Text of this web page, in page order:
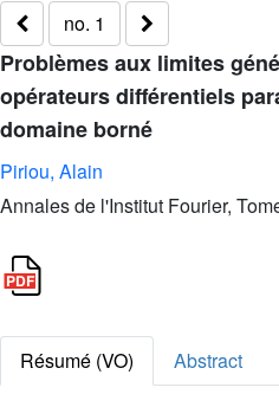
no. 1
Problèmes aux limites
opérateurs différentiels
domaine borné
Piriou, Alain
Annales de l'Institut Fourier,
Résumé (VO)
Abstract